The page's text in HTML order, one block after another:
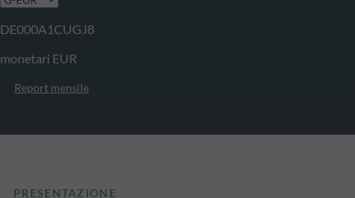
DE000A1CUGJ8
monetari EUR
Report mensile
PRESENTAZIONE